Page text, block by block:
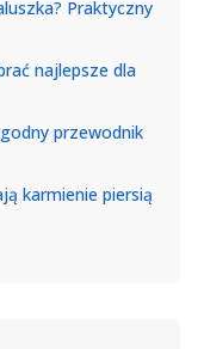
Praktyczny
najlepsze dla
przewodnik
karmienie piersią